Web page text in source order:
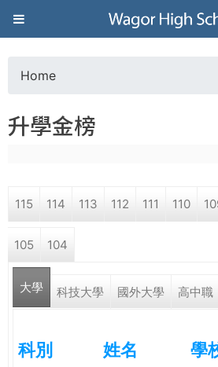
Jump to
葳
格
高
學
o
a
r
e
Home
升學金榜
115 114 113 112 111 110
105 104
大學 科技大學 國外大學 高中職
科別 姓名 學